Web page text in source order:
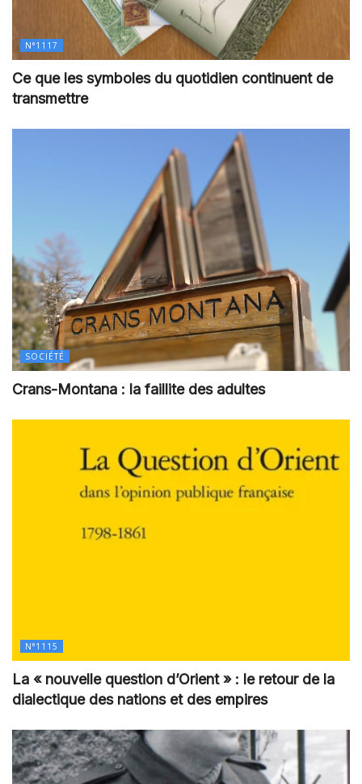
N°1117
Ce que les symboles du quotidien continuent de
transmettre
SOCIÉTÉ
Crans-Montana : la faillite des adultes
N°1115
La « nouvelle question d’Orient » : le retour de la
dialectique des nations et des empires